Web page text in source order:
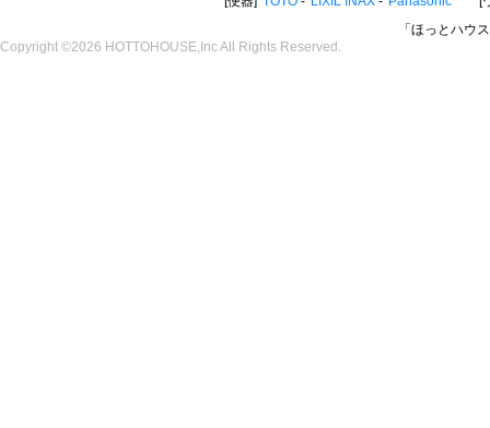
「ほっとハウ
Copyright ©2026 HOTTOHOUSE,Inc All Rights Reserved.